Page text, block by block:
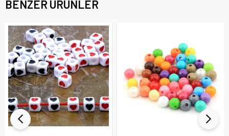
BENZER ÜRÜNLER